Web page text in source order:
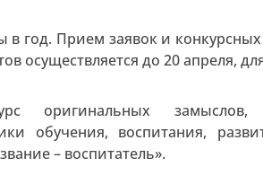
в год. Прием заявок и
осуществляется до 20 апреля,
оригинальных замыслов,
обучения, воспитания,
– воспитатель».